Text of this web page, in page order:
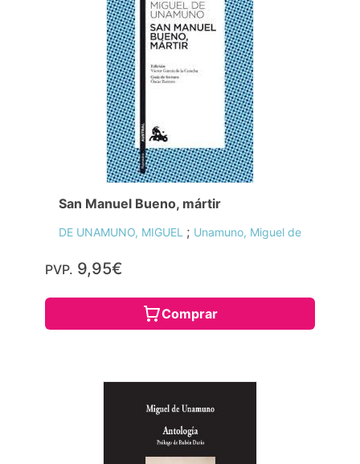
San Manuel Bueno, mártir
DE UNAMUNO, MIGUEL ; Unamuno, Miguel de
PVP. 9,95€
Comprar